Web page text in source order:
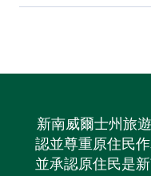
新南威爾士州旅
認並尊重原住民
並承認原住民是